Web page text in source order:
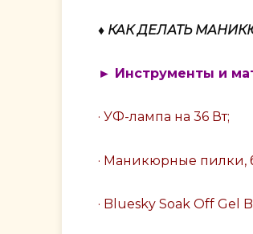
♦ КАК ДЕЛАТЬ
► Инструменты и
· УФ-лампа на 36 Вт;
· Маникюрные пилки,
· Bluesky Soak Off Gel